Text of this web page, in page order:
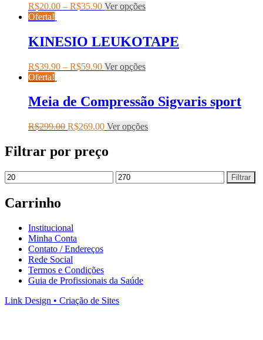
R$20.00 – R$35.90 Ver opções
Oferta!
KINESIO LEUKOTAPE
R$39.90 – R$59.90 Ver opções
Oferta!
Meia de Compressão Sigvaris sport
R$299.00 R$269.00 Ver opções
Filtrar por preço
Filtrar
Carrinho
Institucional
Minha Conta
Contato / Endereços
Rede Social
Termos e Condições
Guia de Profissionais da Saúde
Link Design • Criação de Sites